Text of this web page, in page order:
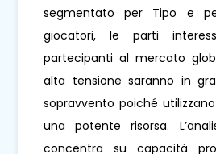
segmentato per Tipo e
giocatori, le parti
partecipanti al mercato
alta tensione saranno in
sopravvento poiché
una potente risorsa.
concentra su capacità